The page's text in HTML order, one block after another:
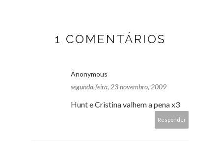
1 COMENTÁRIOS
Anonymous
segunda-feira, 23 novembro, 2009
Hunt e Cristina valhem a pena x3
Responder